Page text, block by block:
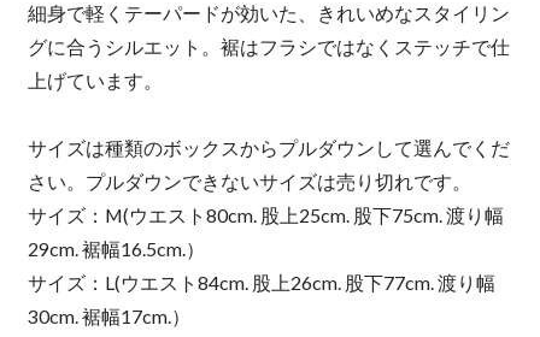
細身で軽くテーパードが効いた、きれいめなスタイリン
グに合うシルエット。裾はフラシではなくステッチで仕
上げています。
サイズは種類のボックスからプルダウンして選んでくだ
さい。プルダウンできないサイズは売り切れです。
サイズ：M(ウエスト80cm. 股上25cm. 股下75cm. 渡り幅
29cm. 裾幅16.5cm.）
サイズ：L(ウエスト84cm. 股上26cm. 股下77cm. 渡り幅
30cm. 裾幅17cm.）